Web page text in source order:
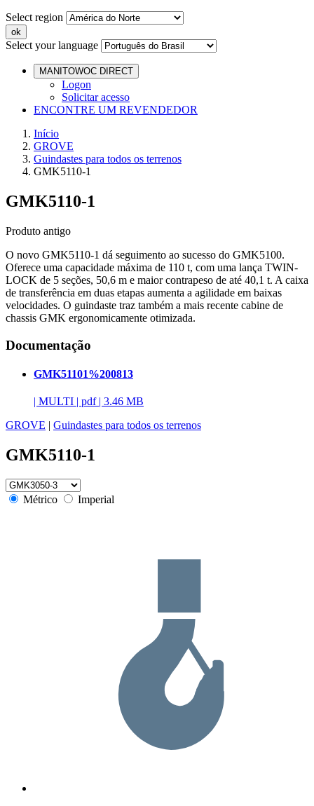
Select region
Select your language
MANITOWOC DIRECT
Logon
Solicitar acesso
ENCONTRE UM REVENDEDOR
Início
GROVE
Guindastes para todos os terrenos
GMK5110-1
GMK5110-1
Produto antigo
O novo GMK5110-1 dá seguimento ao sucesso do GMK5100.
Oferece uma capacidade máxima de 110 t, com uma lança TWIN-
LOCK de 5 seções, 50,6 m e maior contrapeso de até 40,1 t. A caixa
de transferência em duas etapas aumenta a agilidade em baixas
velocidades. O guindaste traz também a mais recente cabine de
chassis GMK ergonomicamente otimizada.
Documentação
GMK51101%200813
| MULTI | pdf | 3.46 MB
GROVE | Guindastes para todos os terrenos
GMK5110-1
Métrico Imperial